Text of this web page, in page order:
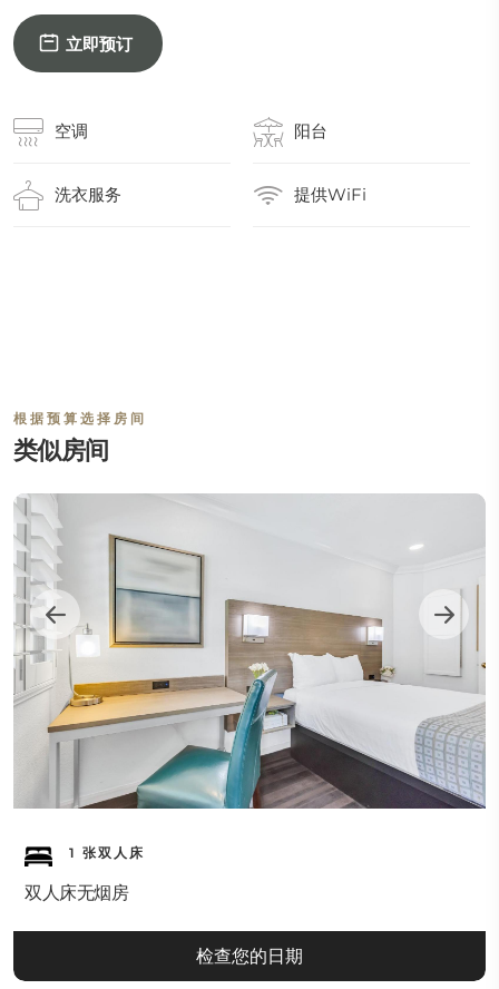
立即预订
空调 阳台
洗衣服务 提供WiFi
根据预算选择房间
类似房间
1 张双人床
双人床无烟房
检查您的日期